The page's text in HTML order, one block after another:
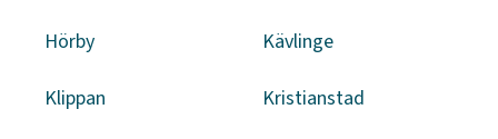
Hörby Kävlinge
Klippan Kristianstad